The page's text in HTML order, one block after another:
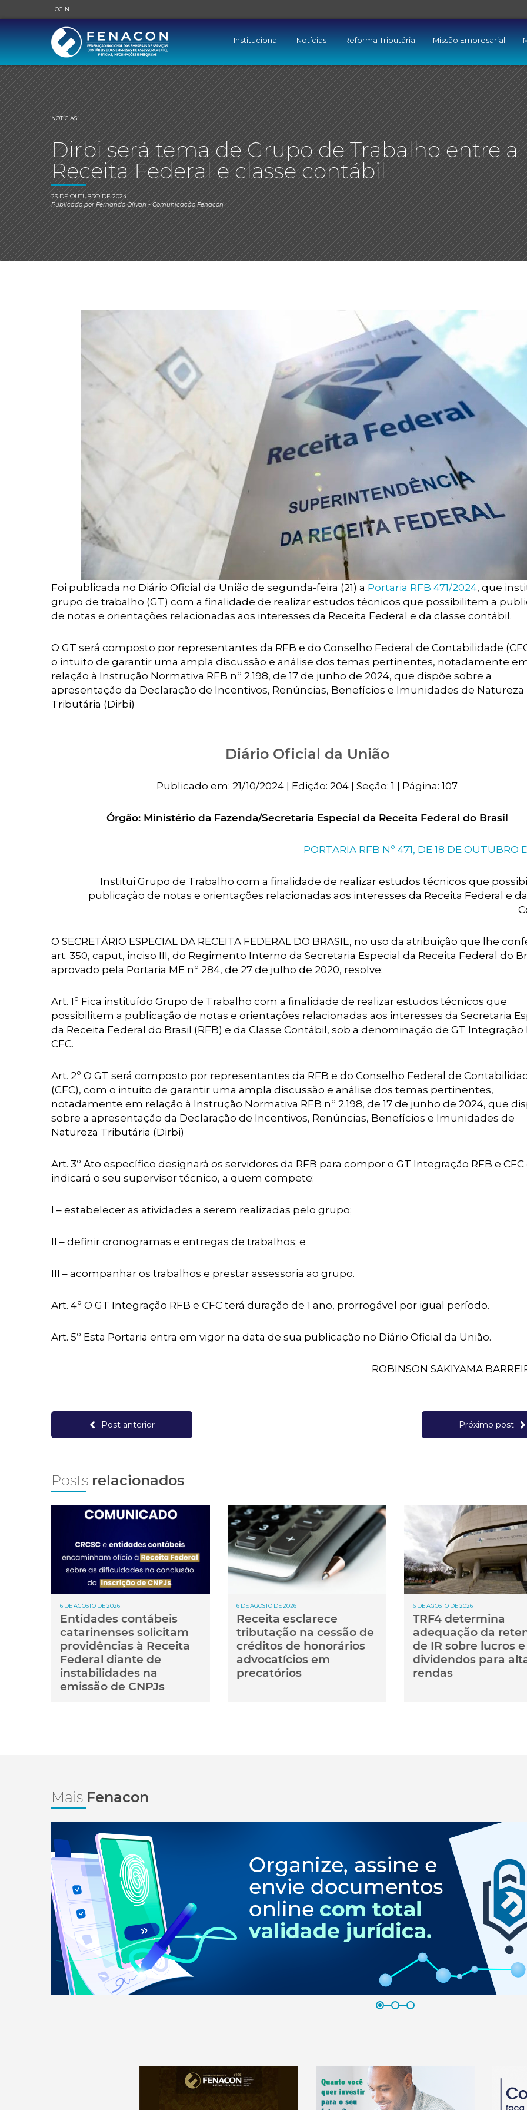
LOGIN
Institucional Notícias Reforma Tributária Missão Empresarial
NOTÍCIAS
Dirbi será tema de Grupo de Trabalho entre a
Receita Federal e classe contábil
23 DE OUTUBRO DE 2024
Publicado porFernando Olivan- Comunicação Fenacon
Foi publicada no Diário Oficial da União de segunda-feira (21) a Portaria RFB 471/2024, que
grupo de trabalho (GT) com a finalidade de realizar estudos técnicos que possibilitem a
de notas e orientações relacionadas aos interesses da Receita Federal e da classe contábil.
O GT será composto por representantes da RFB e do Conselho Federal de Contabilidade
o intuito de garantir uma ampla discussão e análise dos temas pertinentes, notadamente
relação à Instrução Normativa RFB nº 2.198, de 17 de junho de 2024, que dispõe sobre a
apresentação da Declaração de Incentivos, Renúncias, Benefícios e Imunidades de Natureza
Tributária (Dirbi)
Diário Oficial da União
Publicado em: 21/10/2024 | Edição: 204 | Seção: 1 | Página: 107
Órgão: Ministério da Fazenda/Secretaria Especial da Receita Federal do Brasil
PORTARIA RFB Nº 471, DE 18 DE OUTUBRO
Institui Grupo de Trabalho com a finalidade de realizar estudos técnicos que
publicação de notas e orientações relacionadas aos interesses da Receita Federal e
O SECRETÁRIO ESPECIAL DA RECEITA FEDERAL DO BRASIL, no uso da atribuição que lhe
art. 350, caput, inciso III, do Regimento Interno da Secretaria Especial da Receita Federal do
aprovado pela Portaria ME nº 284, de 27 de julho de 2020, resolve:
Art. 1º Fica instituído Grupo de Trabalho com a finalidade de realizar estudos técnicos que
possibilitem a publicação de notas e orientações relacionadas aos interesses da Secretaria
da Receita Federal do Brasil (RFB) e da Classe Contábil, sob a denominação de GT Integração
CFC.
Art. 2º O GT será composto por representantes da RFB e do Conselho Federal de
(CFC), com o intuito de garantir uma ampla discussão e análise dos temas pertinentes,
notadamente em relação à Instrução Normativa RFB nº 2.198, de 17 de junho de 2024, que
sobre a apresentação da Declaração de Incentivos, Renúncias, Benefícios e Imunidades de
Natureza Tributária (Dirbi)
Art. 3º Ato específico designará os servidores da RFB para compor o GT Integração RFB e CFC
indicará o seu supervisor técnico, a quem compete:
I – estabelecer as atividades a serem realizadas pelo grupo;
II – definir cronogramas e entregas de trabalhos; e
III – acompanhar os trabalhos e prestar assessoria ao grupo.
Art. 4º O GT Integração RFB e CFC terá duração de 1 ano, prorrogável por igual período.
Art. 5º Esta Portaria entra em vigor na data de sua publicação no Diário Oficial da União.
ROBINSON SAKIYAMA
Post anterior Próximo post
Posts relacionados
6 DE AGOSTO DE 2026
Entidades contábeis
catarinenses solicitam
providências à Receita
Federal diante de
instabilidades na
emissão de CNPJs
6 DE AGOSTO DE 2026
Receita esclarece
tributação na cessão de
créditos de honorários
advocatícios em
precatórios
6 DE AGOSTO DE 2026
TRF4 determina
adequação da
de IR sobre lucros e
dividendos para
rendas
Mais Fenacon